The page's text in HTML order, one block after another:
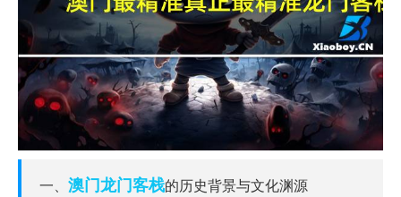
一、 澳门龙门客栈的历史背景与文化渊源